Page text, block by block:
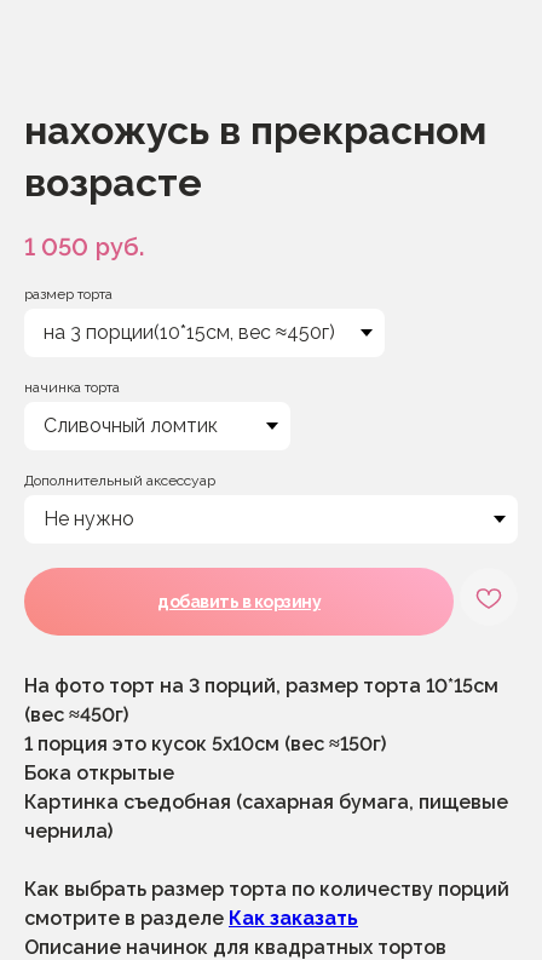
нахожусь в прекрасном
возрасте
1 050 руб.
размер торта
начинка торта
Дополнительный аксессуар
добавить в корзину
На фото торт на 3 порций, размер торта 10*15см
(вес ≈450г)
1 порция это кусок 5х10см (вес ≈150г)
Бока открытые
Картинка съедобная (сахарная бумага, пищевые
чернила)
Как выбрать размер торта по количеству порций
смотрите в разделе Как заказать
Описание начинок для квадратных тортов